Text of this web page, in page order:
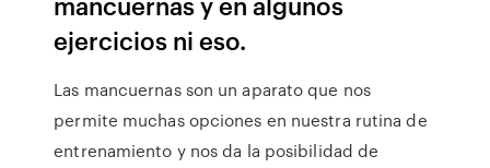
ejercicios ni eso.
Las mancuernas son un aparato que nos
permite muchas opciones en nuestra rutina de
entrenamiento y nos da la posibilidad de